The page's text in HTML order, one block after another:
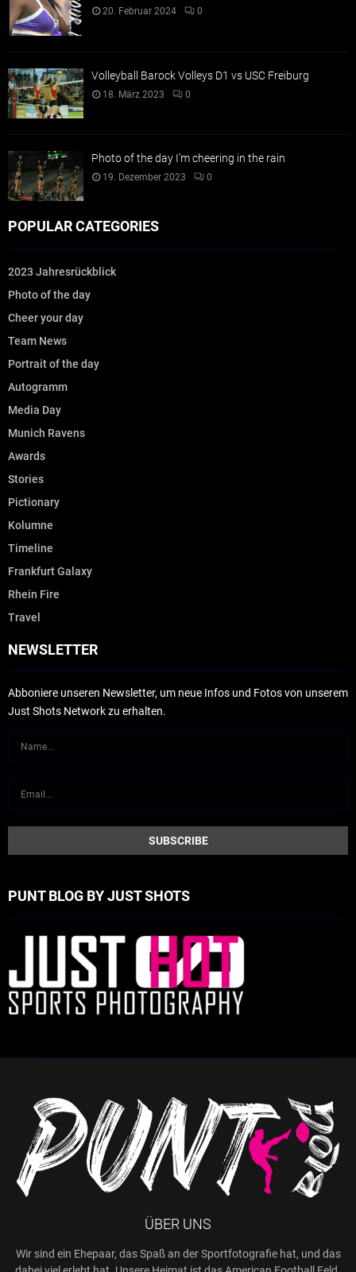
20. Februar 2024 0
Volleyball Barock Volleys D1 vs USC Freiburg
18. März 2023 0
Photo of the day I’m cheering in the rain
19. Dezember 2023 0
POPULAR CATEGORIES
2023 Jahresrückblick
Photo of the day
Cheer your day
Team News
Portrait of the day
Autogramm
Media Day
Munich Ravens
Awards
Stories
Pictionary
Kolumne
Timeline
Frankfurt Galaxy
Rhein Fire
Travel
NEWSLETTER
Abboniere unseren Newsletter, um neue Infos und Fotos von unserem
Just Shots Network zu erhalten.
PUNT BLOG BY JUST SHOTS
ÜBER UNS
Wir sind ein Ehepaar, das Spaß an der Sportfotografie hat, und das